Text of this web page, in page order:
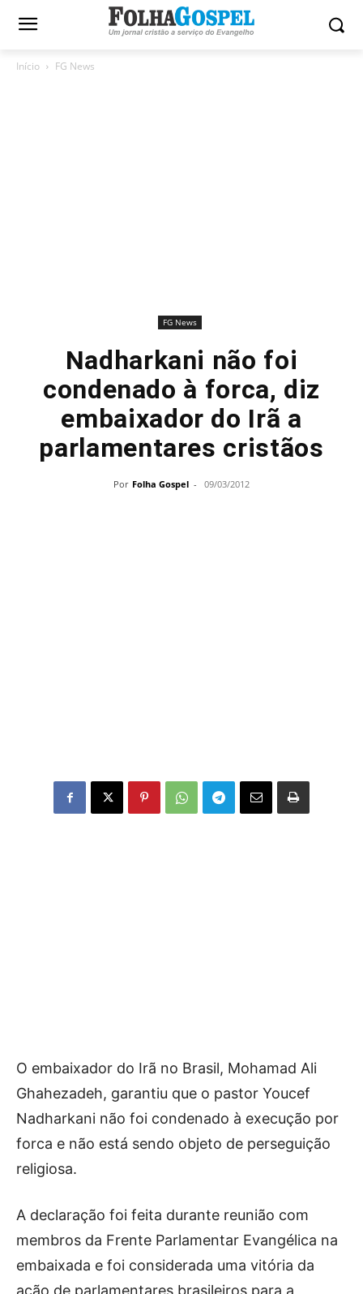
Início FG News
FG News
Nadharkani não foi
condenado à forca, diz
embaixador do Irã a
parlamentares cristãos
Por Folha Gospel - 09/03/2012
O embaixador do Irã no Brasil, Mohamad Ali
Ghahezadeh, garantiu que o pastor Youcef
Nadharkani não foi condenado à execução por
forca e não está sendo objeto de perseguição
religiosa.
A declaração foi feita durante reunião com
membros da Frente Parlamentar Evangélica na
embaixada e foi considerada uma vitória da
ação de parlamentares brasileiros para a